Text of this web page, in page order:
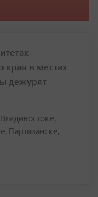
в местах
дежурят
Партизанске,